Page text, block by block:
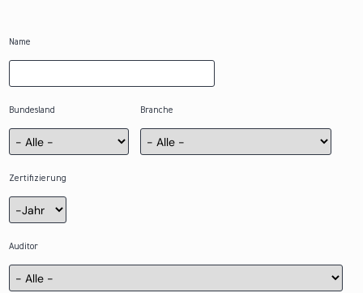
Name
Bundesland Branche
Zertifizierung
Zertifizierung
Jahr
Auditor